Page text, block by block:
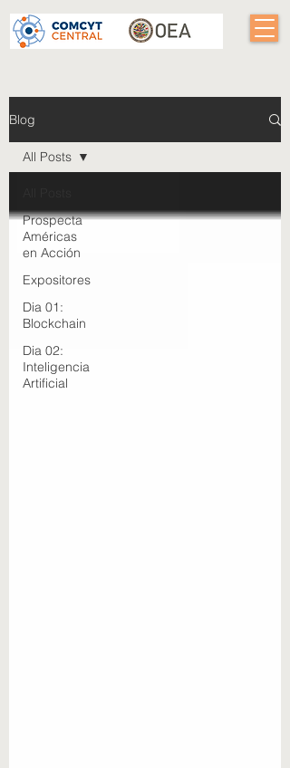
Blog
Prospecta
Américas
en Acción
Expositores
Dia 01:
Blockchain
Dia 02:
Inteligencia
Artificial
All Posts